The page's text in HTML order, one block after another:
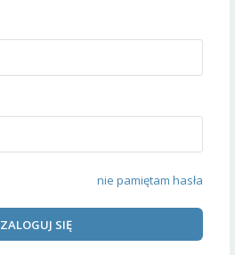
nie pamiętam hasła
ZALOGUJ SIĘ